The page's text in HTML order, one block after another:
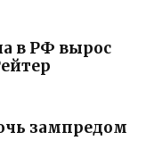
в РФ вырос
зампредом